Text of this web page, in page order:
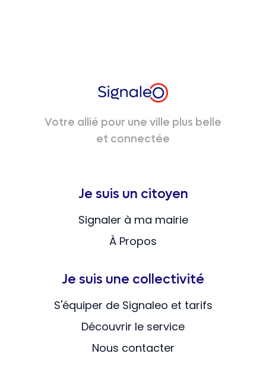
Votre allié pour une ville plus belle
et connectée
Je suis un citoyen
Signaler à ma mairie
À Propos
Je suis une collectivité
S'équiper de Signaleo et tarifs
Découvrir le service
Nous contacter